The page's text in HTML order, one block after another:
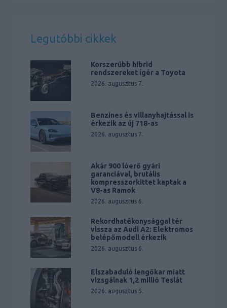
Legutóbbi cikkek
Korszerűbb hibrid
rendszereket ígér a Toyota
2026. augusztus 7.
Benzines és villanyhajtással is
érkezik az új 718-as
2026. augusztus 7.
Akár 900 lóerő gyári
garanciával, brutális
kompresszorkittet kaptak a
V8-as Ramok
2026. augusztus 6.
Rekordhatékonysággal tér
vissza az Audi A2: Elektromos
belépőmodell érkezik
2026. augusztus 6.
Elszabaduló lengőkar miatt
vizsgálnak 1,2 millió Teslát
2026. augusztus 5.